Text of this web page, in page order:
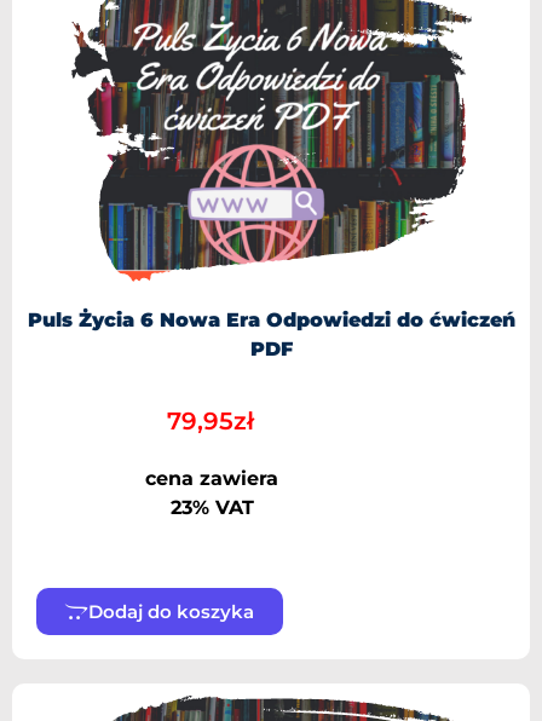
Puls Życia 6 Nowa Era Odpowiedzi do ćwiczeń
PDF
79,95zł
cena zawiera
23% VAT
Dodaj do koszyka